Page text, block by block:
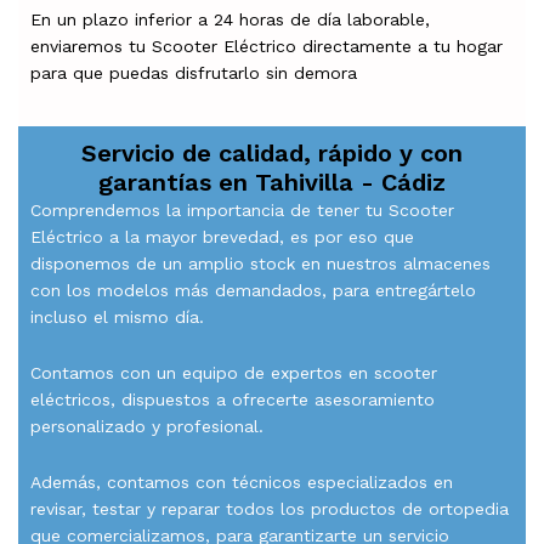
En un plazo inferior a 24 horas de día laborable,
enviaremos tu Scooter Eléctrico directamente a tu hogar
para que puedas disfrutarlo sin demora
Servicio de calidad, rápido y con
garantías en Tahivilla - Cádiz
Comprendemos la importancia de tener tu Scooter
Eléctrico a la mayor brevedad, es por eso que
disponemos de un amplio stock en nuestros almacenes
con los modelos más demandados, para entregártelo
incluso el mismo día.
Contamos con un equipo de expertos en scooter
eléctricos, dispuestos a ofrecerte asesoramiento
personalizado y profesional.
Además, contamos con técnicos especializados en
revisar, testar y reparar todos los productos de ortopedia
que comercializamos, para garantizarte un servicio